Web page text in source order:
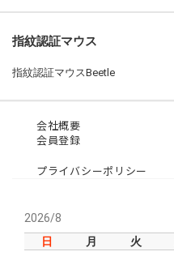
指紋認証マウス
指紋認証マウスBeetle
会社概要
会員登録
プライバシーポリシー
2026/8
日
月 火